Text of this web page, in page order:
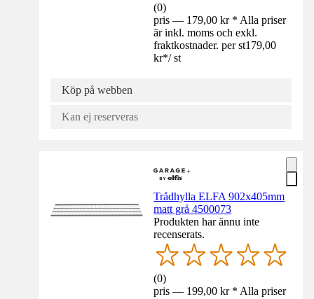
(0)
pris — 179,00 kr * Alla priser
är inkl. moms och exkl.
fraktkostnader. per st179,00
kr*/ st
Köp på webben
Kan ej reserveras
Trådhylla ELFA 902x405mm
matt grå 4500073
Produkten har ännu inte
recenserats.
(0)
pris — 199,00 kr * Alla priser